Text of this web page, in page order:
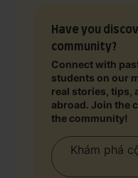
Have you
community?
Connect with
students on our
real stories, tips,
abroad. Join the
the community!
Khám phá